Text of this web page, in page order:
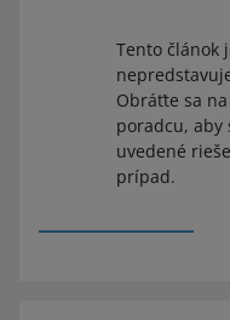
Tento článok
Obráťte sa
poradcu, aby
uvedené
prípad.